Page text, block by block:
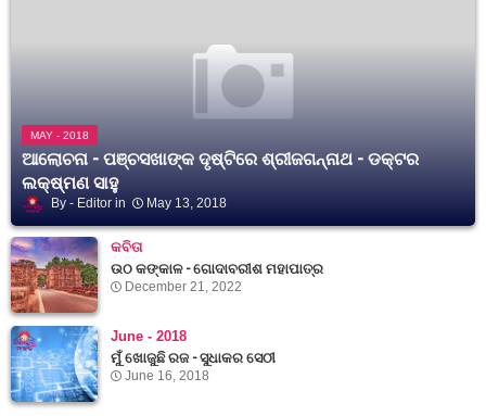
MAY - 2018
ଆଲୋଚନା - ପଞ୍ଚସଖାଙ୍କ ଦୃଷ୍ଟିରେ ଶ୍ରୀଜଗନ୍ନାଥ - ଡକ୍ଟର
ଲକ୍ଷ୍ମଣ ସାହୁ
Editor May 13, 2018
କବିତା
ଉଠ କଙ୍କାଳ - ଗୋଦାବରୀଶ ମହାପାତ୍ର
December 21, 2022
June - 2018
ମୁଁ ଖୋଜୁଛି ରଜ - ସୁଧାକର ସେଠୀ
June 16, 2018